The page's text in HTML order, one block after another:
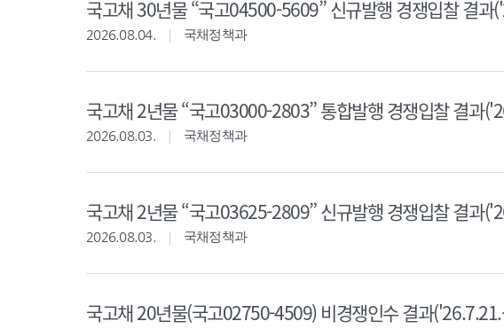
국고채 30년물 “국고04500-5609” 신규발행 경쟁입찰 결과
2026.08.04. 국채정책과
국고채 2년물 “국고03000-2803” 통합발행 경쟁입찰 결과
2026.08.03. 국채정책과
국고채 2년물 “국고03625-2809” 신규발행 경쟁입찰 결과
2026.08.03. 국채정책과
국고채 20년물(국고02750-4509) 비경쟁인수 결과